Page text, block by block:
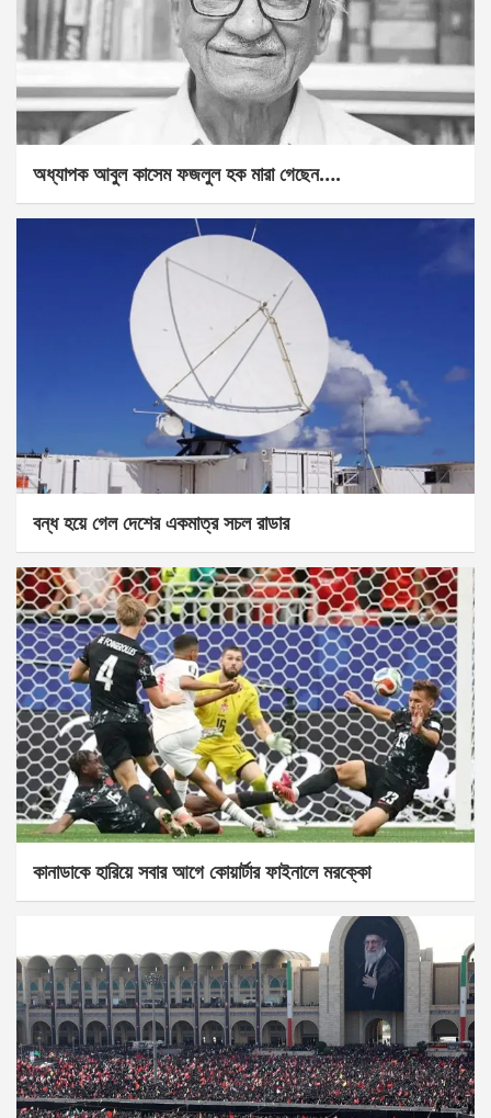
অধ্যাপক আবুল কাসেম ফজলুল হক মারা গেছেন….
বন্ধ হয়ে গেল দেশের একমাত্র সচল রাডার
কানাডাকে হারিয়ে সবার আগে কোয়ার্টার ফাইনালে মরক্কো